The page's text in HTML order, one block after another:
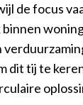
de focus
dit tij te